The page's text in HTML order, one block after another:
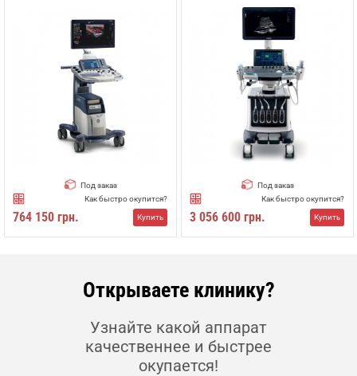
Под заказ
Как быстро окупится?
764 150 грн. Купить
Под заказ
Как быстро окупится?
3 056 600 грн. Купить
Открываете клинику?
Узнайте какой аппарат
качественнее и быстрее
окупается!